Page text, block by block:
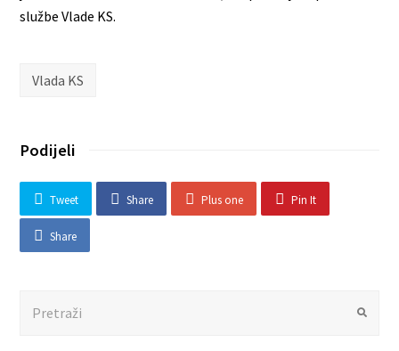
službe Vlade KS.
Vlada KS
Podijeli
Tweet Share Plus one Pin It
Share
Submit